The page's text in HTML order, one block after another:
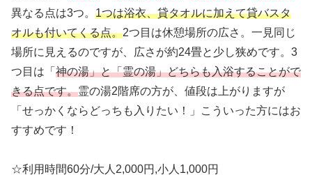
異なる点は3つ。 1つは浴衣、貸タオルに加えて貸バスタ
オルも付いてくる点。2つ目は休憩場所の広さ。一見同じ
場所に見えるのですが、広さが約24畳と少し狭めです。3
つ目は「 神の湯」と「霊の湯」どちらも入浴することがで
きる点です。霊の湯2階席の方が、値段は上がりますが
「せっかくならどっちも入りたい！」こういった方にはお
すすめです！
☆利用時間60分/大人2,000円,小人1,000円